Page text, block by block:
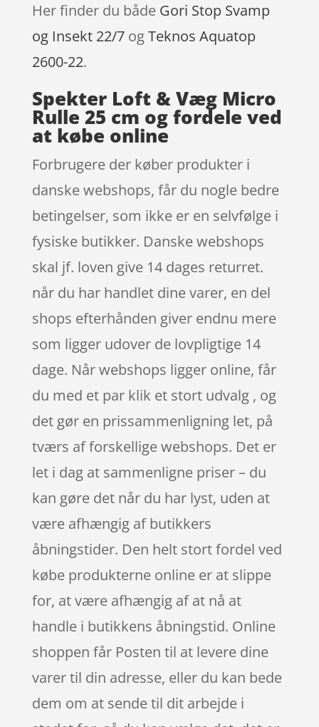
Her finder du både Gori Stop Svamp
og Insekt 22/7ogTeknos Aquatop
2600-22.
Spekter Loft & Væg Micro
Rulle 25 cm og fordele ved
at købe online
Forbrugere der køber produkter i
danske webshops, får du nogle bedre
betingelser, som ikke er en selvfølge i
fysiske butikker. Danske webshops
skal jf. loven give 14 dages returret.
når du har handlet dine varer, en del
shops efterhånden giver endnu mere
som ligger udover de lovpligtige 14
dage. Når webshops ligger online, får
du med et par klik et stort udvalg , og
det gør en prissammenligning let, på
tværs af forskellige webshops. Det er
let i dag at sammenligne priser – du
kan gøre det når du har lyst, uden at
være afhængig af butikkers
åbningstider. Den helt stort fordel ved
købe produkterne online er at slippe
for, at være afhængig af at nå at
handle i butikkens åbningstid. Online
shoppen får Posten til at levere dine
varer til din adresse, eller du kan bede
dem om at sende til dit arbejde i